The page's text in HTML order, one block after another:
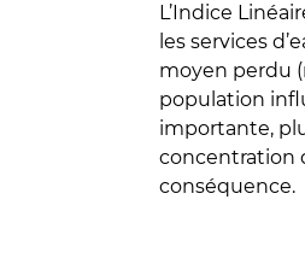
L’Indice
les services
moyen perdu
population
importante,
concentration
conséquence.